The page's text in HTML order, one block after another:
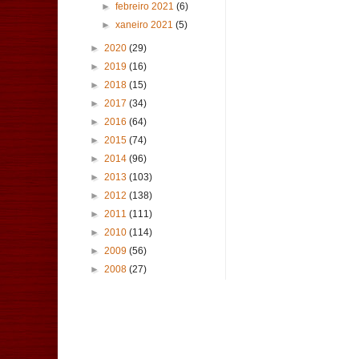
►febreiro 2021(6)
►xaneiro 2021(5)
► 2020 (29)
► 2019 (16)
► 2018 (15)
► 2017 (34)
► 2016 (64)
► 2015 (74)
► 2014 (96)
► 2013 (103)
► 2012 (138)
► 2011 (111)
► 2010 (114)
► 2009 (56)
► 2008 (27)